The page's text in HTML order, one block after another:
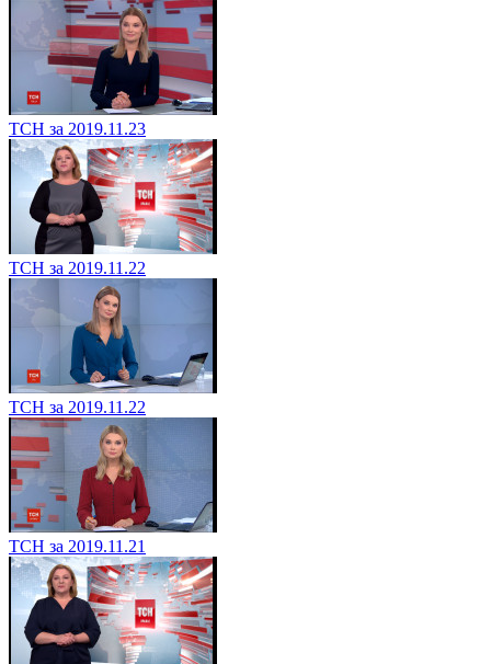
ТСН за 2019.11.23
ТСН за 2019.11.22
ТСН за 2019.11.22
ТСН за 2019.11.21